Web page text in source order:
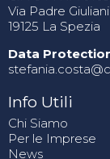
Via Padre
19125 La Spezia
Data
Info Utili
Chi Siamo
Per le Imprese
News